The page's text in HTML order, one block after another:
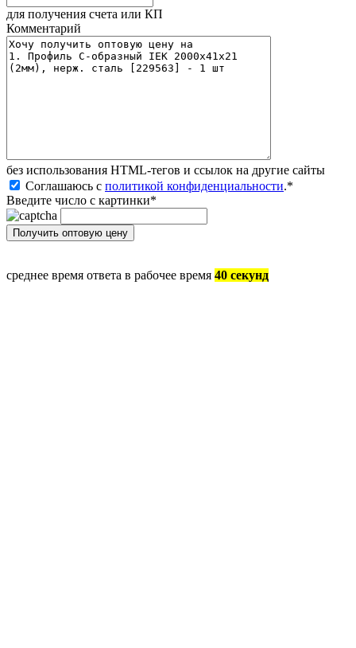
для получения счета или КП
Комментарий
без иcпользования HTML-тегов и ссылок на другие сайты
Соглашаюсь с политикой конфиденциальности.*
Введите число с картинки*
среднее время ответа в рабочее время 40 секунд